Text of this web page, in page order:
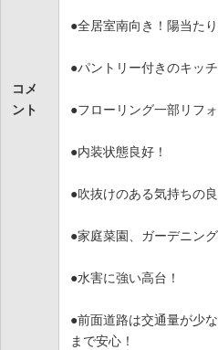
コメ
ント
●全居室南向き！陽当たり
●パントリー付きのキッチ
●フローリング一部リフォ
●内装状態良好！
●吹抜けのある気持ちの良
●家庭菜園、ガーデニン
●水害に強い高台！
●前面道路は交通量が少
まで安心！